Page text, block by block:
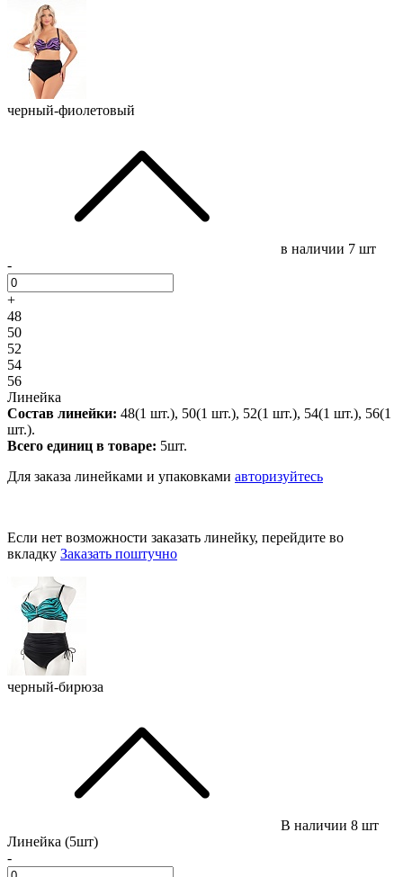
черный-фиолетовый
в наличии 7 шт
-
+
48
50
52
54
56
Линейка
Состав линейки: 48(1 шт.), 50(1 шт.), 52(1 шт.), 54(1 шт.), 56(1
шт.).
Всего единиц в товаре: 5шт.
Для заказа линейками и упаковками авторизуйтесь
Если нет возможности заказать линейку, перейдите во
вкладку Заказать поштучно
черный-бирюза
В наличии 8 шт
Линейка (5шт)
-